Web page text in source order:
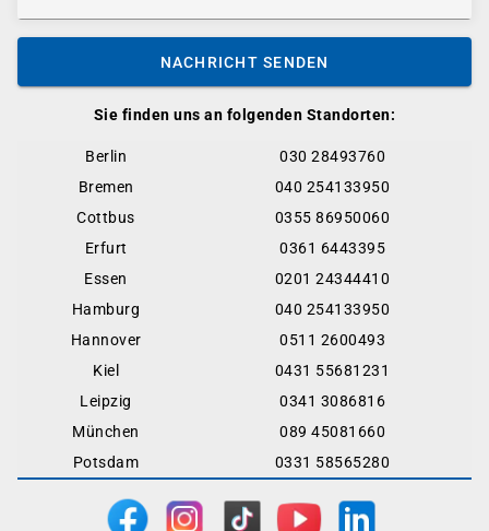
Sie finden uns an folgenden Standorten:
Berlin
030 28493760
Bremen
040 254133950
Cottbus
0355 86950060
Erfurt
0361 6443395
Essen
0201 24344410
Hamburg
040 254133950
Hannover
0511 2600493
Kiel
0431 55681231
Leipzig
0341 3086816
München
089 45081660
Potsdam
0331 58565280
NACHRICHT SENDEN